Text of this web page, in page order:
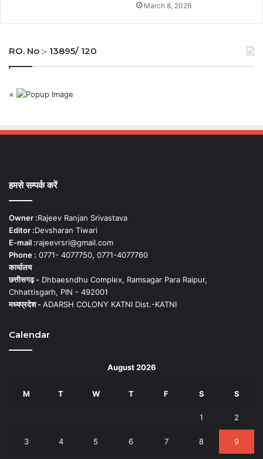
March 8, 2026
RO. No :- 13895/ 120
×
हमसे सम्पर्क करें
Owner :Rajeev Ranjan Srivastava
Editor :Devsharan Tiwari
E-mail :rajeevrsri@gmail.com
Phone : 0771- 4077750, 0771-4077760
कार्यालय
छत्तीसगढ़ - Dhbaesndhu Complex, Ramsagar Para Raipur,
Chhattisgarh, PIN - 492001
मध्यप्रदेश -ADARSH COLONY KATNI Dist.-KATNI
Calendar
August 2026
M T W T F S S
1 2
3 4 5 6 7 8 9